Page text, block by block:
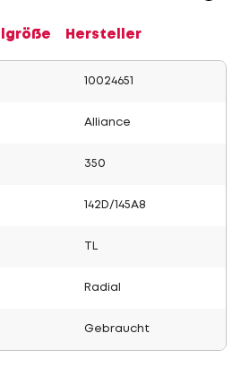
Hersteller
10024651
Alliance
350
142D/145A8
Radial
Gebraucht